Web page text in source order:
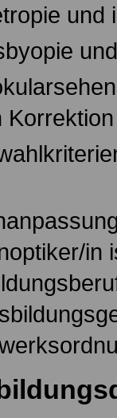
und
Korrektion
in